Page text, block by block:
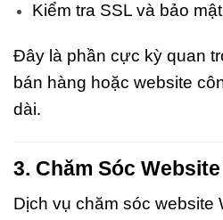
Kiểm tra SSL và bảo mật
Đây là phần cực kỳ quan
bán hàng hoặc website
dài.
3. Chăm Sóc
Dịch vụ chăm sóc website